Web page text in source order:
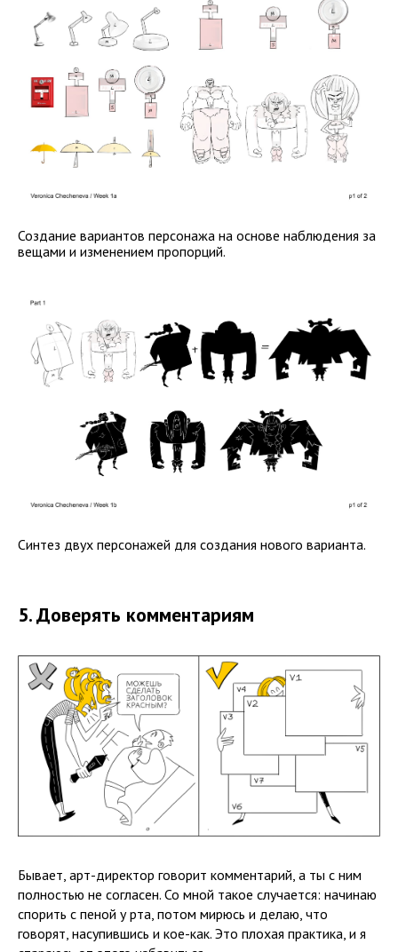
Создание вариантов персонажа на основе наблюдения за
вещами и изменением пропорций.
Синтез двух персонажей для создания нового варианта.
5. Доверять комментариям
Бывает, арт-директор говорит комментарий, а ты с ним
полностью не согласен. Со мной такое случается: начинаю
спорить с пеной у рта, потом мирюсь и делаю, что
говорят, насупившись и кое-как. Это плохая практика, и я